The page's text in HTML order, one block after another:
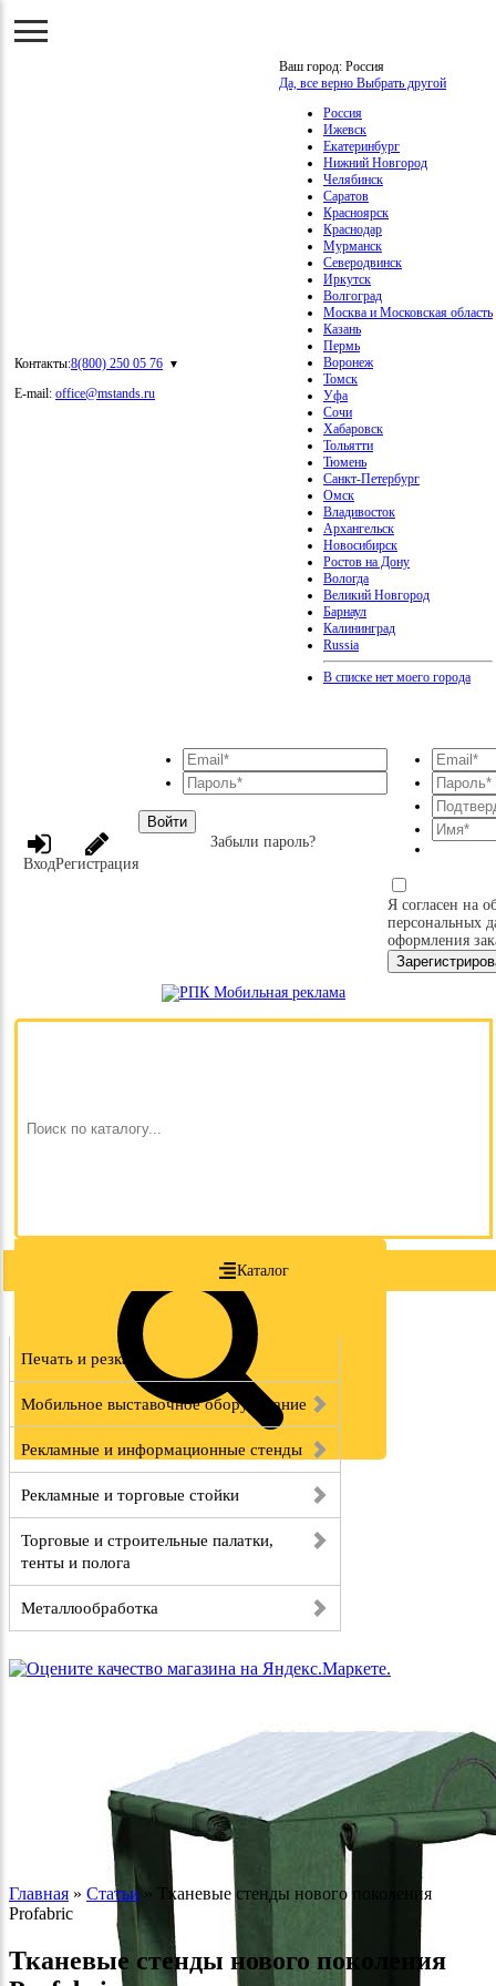
Контакты:8(800) 250 05 76
E-mail: office@mstands.ru
Ваш город: Россия
Да, все верно Выбрать другой
Россия
Ижевск
Екатеринбург
Нижний Новгород
Челябинск
Саратов
Красноярск
Краснодар
Мурманск
Северодвинск
Иркутск
Волгоград
Москва и Московская область
Казань
Пермь
Воронеж
Томск
Уфа
Сочи
Хабаровск
Тольятти
Тюмень
Санкт-Петербург
Омск
Владивосток
Архангельск
Новосибирск
Ростов на Дону
Вологда
Великий Новгород
Барнаул
Калининград
Russia
В списке нет моего города
Каталог
ВходРегистрация
Войти
Забыли пароль?
Я согласен на
персональных
оформления
Печать и резка
Мобильное выставочное оборудование
Рекламные и информационные стенды
Рекламные и торговые стойки
Торговые и строительные палатки,
тенты и полога
Металлообработка
Главная » Статьи » Тканевые стенды нового поколения
Profabric
Тканевые стенды нового поколения